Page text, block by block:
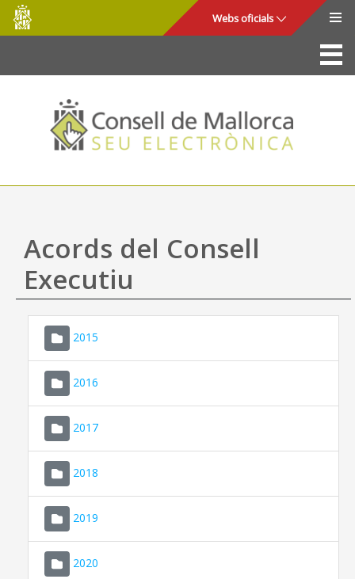
Salta al contingut principal
Consell
de
Mallorca
Webs oficials
La Seu
Consell de Mallorca
Accés i seguretat
Utilitats
Ajuda
Acords del Consell
Executiu
2015
2016
2017
2018
2019
2020